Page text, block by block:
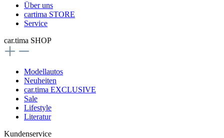
Über uns
cartima STORE
Service
car.tima SHOP
Modellautos
Neuheiten
car.tima EXCLUSIVE
Sale
Lifestyle
Literatur
Kundenservice